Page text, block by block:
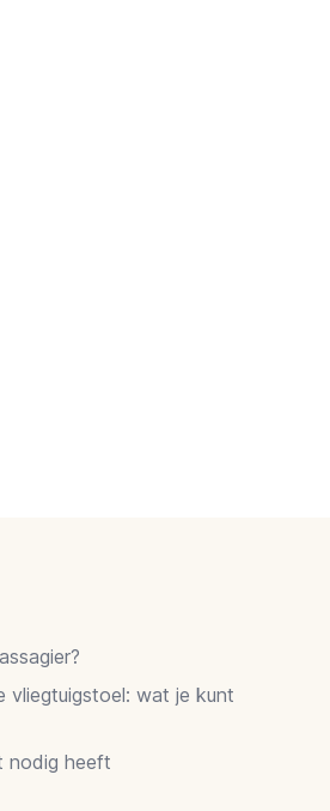
vliegtuigstoel: wat je kunt
nodig heeft